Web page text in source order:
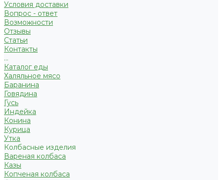
Условия доставки
Вопрос - ответ
Возможности
Отзывы
Статьи
Контакты
...
Каталог еды
Халяльное мясо
Баранина
Говядина
Гусь
Индейка
Конина
Курица
Утка
Колбасные изделия
Вареная колбаса
Казы
Копченая колбаса